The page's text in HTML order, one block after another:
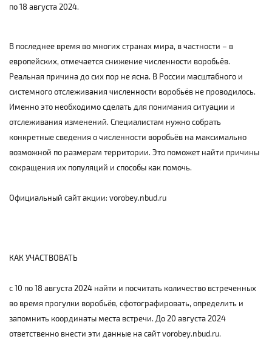
по 18 августа 2024.
В последнее время во многих странах мира, в частности – в
европейских, отмечается снижение численности воробьёв.
Реальная причина до сих пор не ясна. В России масштабного и
системного отслеживания численности воробьёв не проводилось.
Именно это необходимо сделать для понимания ситуации и
отслеживания изменений. Специалистам нужно собрать
конкретные сведения о численности воробьёв на максимально
возможной по размерам территории. Это поможет найти причины
сокращения их популяций и способы как помочь.
Официальный сайт акции: vorobey.nbud.ru
КАК УЧАСТВОВАТЬ
с 10 по 18 августа 2024 найти и посчитать количество встреченных
во время прогулки воробьёв, сфотографировать, определить и
запомнить координаты места встречи. До 20 августа 2024
ответственно внести эти данные на сайт vorobey.nbud.ru.